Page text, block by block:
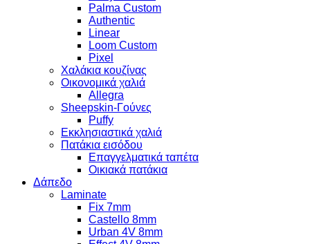
Palma Custom
Authentic
Linear
Loom Custom
Pixel
Χαλάκια κουζίνας
Οικονομικά χαλιά
Allegra
Sheepskin-Γούνες
Puffy
Εκκλησιαστικά χαλιά
Πατάκια εισόδου
Επαγγελματικά ταπέτα
Οικιακά πατάκια
Δάπεδο
Laminate
Fix 7mm
Castello 8mm
Urban 4V 8mm